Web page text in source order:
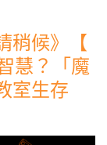
稍候》【
慧？「魔
室生存